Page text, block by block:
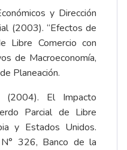
y Dirección
(2003). “Efectos de
Libre Comercio con
de Macroeconomía,
Planeación.
(2004). El Impacto
Parcial de Libre
y Estados Unidos.
326, Banco de la